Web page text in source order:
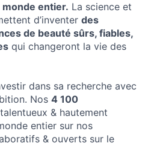
entier. La science et
d’inventer des
de beauté sûrs, fiables,
qui changeront la vie des
dans sa recherche avec
Nos 4 100
& hautement
entier sur nos
& ouverts sur le